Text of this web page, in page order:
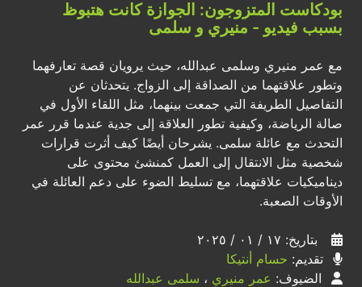
بودكاست المتزوجون: الجوازة كانت هتبوظ
بسبب فيديو - منيري و سلمى
مع عمر منيري وسلمى عبدالله، حيث يرويان قصة تعارفهما
وتطور علاقتهما من الصداقة إلى الزواج. يتحدثان عن
التفاصيل الطريفة التي جمعت بينهما، مثل اللقاء الأول في
صالة الرياضة، وكيفية تطور العلاقة إلى جدية عندما قرر عمر
التحدث مع عائلة سلمى. يشرحان أيضًا كيف أثرت قرارات
شخصية مثل الانتقال إلى العمل كمنشئ محتوى على
ديناميكيات علاقتهما، مع تسليط الضوء على دعم العائلة في
الأوقات الصعبة.
بتاريخ: ١٧ / ٠١ / ٢٠٢٥
تقديم: حسام أنتيكا
الضيوف: عمر منيري ، سلمى عبدالله